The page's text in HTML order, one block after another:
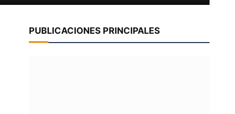
PUBLICACIONES PRINCIPALES